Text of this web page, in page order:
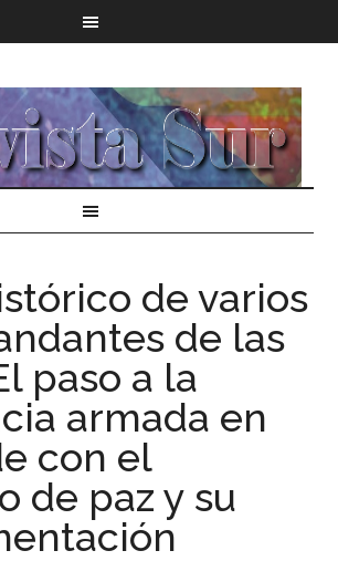
de varios
de las
paso a la
armada en
con el
de paz y su